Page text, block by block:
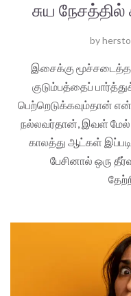
சுய
by
இசைக்கு
குடும்பத்தைப்
பெற்றெடுக்கவும்தான்
நல்லவர்தான், இவள்
காலத்து ஆட்கள்
பேசினால் ஒரு